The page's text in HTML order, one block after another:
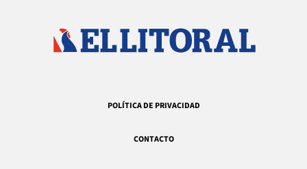
POLÍTICA DE PRIVACIDAD
CONTACTO